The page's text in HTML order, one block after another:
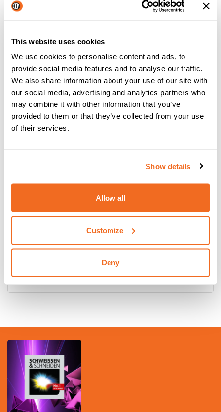
This website uses cookies
We use cookies to personalise content and ads, to
provide social media features and to analyse our traffic.
We also share information about your use of our site with
our social media, advertising and analytics partners who
may combine it with other information that you’ve
provided to them or that they’ve collected from your use
of their services.
Show details
Allow all
Customize
Deny
YARD MOBILE: UN PASSO AVANTI
NELLA SALDATURA IN CANTIERE
Per saperne di più
DIGITECH VP4 COMPACT: IL MASSIMO
PER LA SALDATURA
Per saperne di più